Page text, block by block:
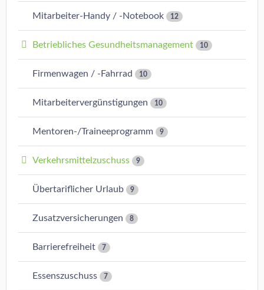
Mitarbeiter-Handy / -Notebook 12
Betriebliches Gesundheitsmanagement 10
Firmenwagen / -Fahrrad 10
Mitarbeitervergünstigungen 10
Mentoren-/Traineeprogramm 9
Verkehrsmittelzuschuss 9
Übertariflicher Urlaub 9
Zusatzversicherungen 8
Barrierefreiheit 7
Essenszuschuss 7